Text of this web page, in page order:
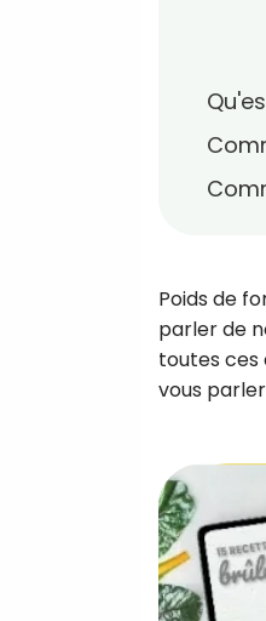
Poids de
parler de
toutes ces
vous